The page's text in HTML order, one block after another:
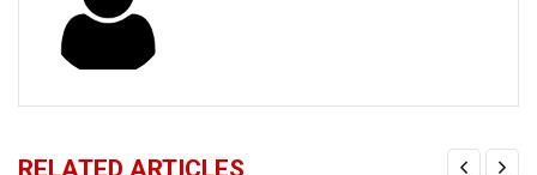
RELATED ARTICLES